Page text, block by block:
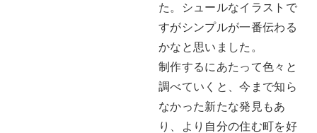
た。シュールなイラストで
すがシンプルが一番伝わる
かなと思いました。
制作するにあたって色々と
調べていくと、今まで知ら
なかった新たな発見もあ
り、より自分の住む町を好